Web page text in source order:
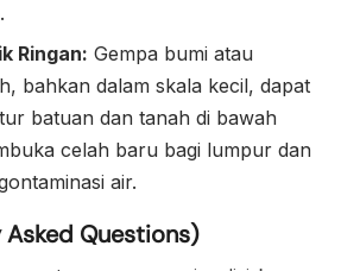
Ringan: Gempa bumi atau
bahkan dalam skala kecil, dapat
batuan dan tanah di bawah
celah baru bagi lumpur dan
air.
Asked Questions)